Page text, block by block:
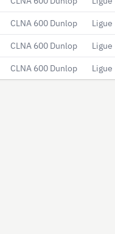
CLNA 600 Dunlop
CLNA 600 Dunlop
CLNA 600 Dunlop